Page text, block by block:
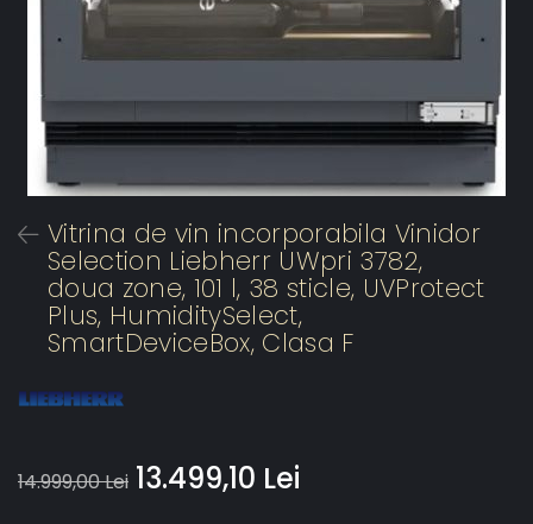
Vitrina de vin incorporabila Vinidor
Selection Liebherr UWpri 3782,
doua zone, 101 l, 38 sticle, UVProtect
Plus, HumiditySelect,
SmartDeviceBox, Clasa F
14.999,00 Lei 13.499,10 Lei